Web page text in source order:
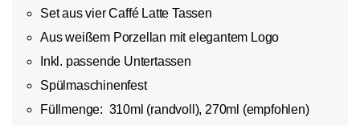
Set aus vier Caffé Latte Tassen
Aus weißem Porzellan mit elegantem Logo
Inkl. passende Untertassen
Spülmaschinenfest
Füllmenge: 310ml (randvoll), 270ml (empfohlen)